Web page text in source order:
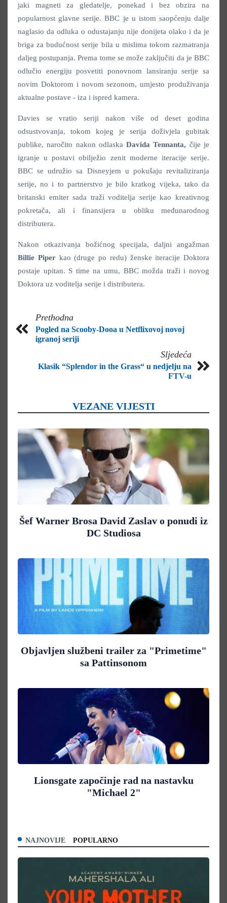
jaki magneti za gledatelje, ponekad i bez obzira na
popularnost glavne serije. BBC je u istom saopćenju dalje
naglasio da odluka o odustajanju nije donijeta olako i da je
briga za budućnost serije bila u mislima tokom razmatranja
daljeg postupanja. Prema tome se može zaključiti da je BBC
odlučio energiju posvetiti ponovnom lansiranju serije sa
novim Doktorom i novom sezonom, umjesto produživanja
aktualne postave - iza i ispred kamera.
Davies se vratio seriji nakon više od deset godina
odsustvovanja, tokom kojeg je serija doživjela gubitak
publike, naročito nakon odlaskaDavida Tennanta, čije je
igranje u postavi obilježio zenit moderne iteracije serije.
BBC se udružio sa Disneyjem u pokušaju revitaliziranja
serije, no i to partnerstvo je bilo kratkog vijeka, tako da
britanski emiter sada traži voditelja serije kao kreativnog
pokretača, ali i finansijera u obliku međunarodnog
distributera.
Nakon otkazivanja božićnog specijala, daljni angažman
Billie Piper kao (druge po redu) ženske iteracije Doktora
postaje upitan. S time na umu, BBC možda traži i novog
Doktora uz voditelja serije i distributera.
Prethodna
Pogled na Scooby-Dooa u Netflixovoj novoj
igranoj seriji
Sljedeća
Klasik “Splendor in the Grass“ u nedjelju na
FTV-u
VEZANE VIJESTI
Šef Warner Brosa David Zaslav o ponudi iz
DC Studiosa
Objavljen službeni trailer za "Primetime"
sa Pattinsonom
Lionsgate započinje rad na nastavku
"Michael 2"
NAJNOVIJE POPULARNO